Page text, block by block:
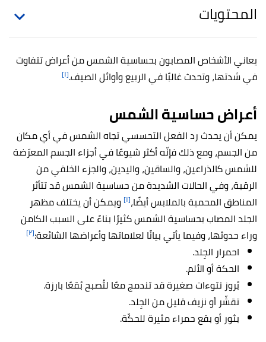
المحتويات
يعاني الأشخاص المصابون بحساسية الشمس من أعراض تتفاوت
في شدتها، وتحدث غالبًا في الربيع وأوائل الصيف.[١]
أعراض حساسية الشمس
يمكن أن يحدث رد الفعل التحسسي تجاه الشمس في أي مكان
من الجسم، ومع ذلك فإنّه أكثر شيوعًا في أجزاء الجسم المعرّضة
للشمس كالذراعين، والساقين، واليدين، والجزء الخلفي من
الرقبة، وفي الحالات الشديدة من حساسية الشمس قد تتأثر
المناطق المحمية بالملابس أيضًا،[١] ويمكن أن يختلف مظهر
الجلد المصاب بحساسية الشمس كثيرًا بناءً على السبب الكامن
وراء حدوثها، وفيما يأتي بيانًا لعلاماتها وأعراضها الشائعة:[٢]
احمرار الجِلد.
الحكة أو الألم.
بُروز نتوءات صغيرة قد تندمج معًا لتُصبح بُقعًا بارزة.
تقشّر أو نزيف قليل من الجِلد.
بثور أو بقع حمراء مثيرة للحكّة.